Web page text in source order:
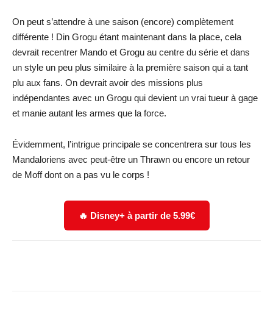
On peut s’attendre à une saison (encore) complètement
différente ! Din Grogu étant maintenant dans la place, cela
devrait recentrer Mando et Grogu au centre du série et dans
un style un peu plus similaire à la première saison qui a tant
plu aux fans. On devrait avoir des missions plus
indépendantes avec un Grogu qui devient un vrai tueur à gage
et manie autant les armes que la force.
Évidemment, l’intrigue principale se concentrera sur tous les
Mandaloriens avec peut-être un Thrawn ou encore un retour
de Moff dont on a pas vu le corps !
🔥 Disney+ à partir de 5.99€